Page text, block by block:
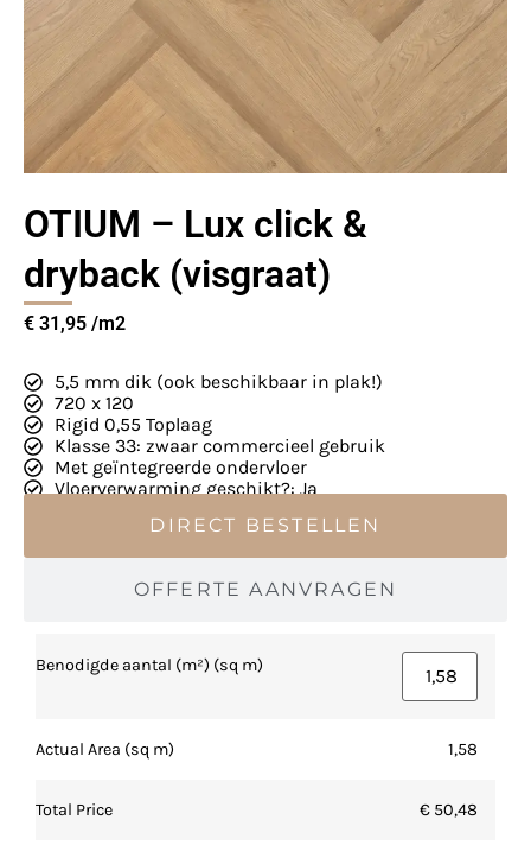
OTIUM – Lux click &
dryback (visgraat)
€ 31,95
5,5 mm dik (ook beschikbaar in plak!)
720 x 120
Rigid 0,55 Toplaag
Klasse 33: zwaar commercieel gebruik
Met geïntegreerde ondervloer
Vloerverwarming geschikt?: Ja
DIRECT BESTELLEN
OFFERTE AANVRAGEN
Benodigde aantal (m²) (sq m)
Actual Area (sq m) 1,58
Total Price € 50,48